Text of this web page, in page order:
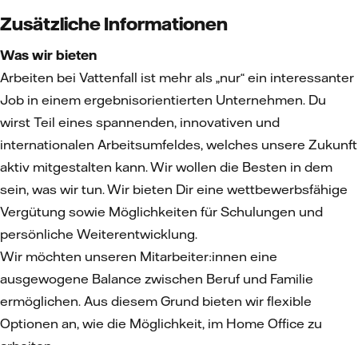
Zusätzliche Informationen
Was wir bieten
Arbeiten bei Vattenfall ist mehr als „nur“ ein interessanter
Job in einem ergebnisorientierten Unternehmen. Du
wirst Teil eines spannenden, innovativen und
internationalen Arbeitsumfeldes, welches unsere Zukunft
aktiv mitgestalten kann. Wir wollen die Besten in dem
sein, was wir tun. Wir bieten Dir eine wettbewerbsfähige
Vergütung sowie Möglichkeiten für Schulungen und
persönliche Weiterentwicklung.
Wir möchten unseren Mitarbeiter:innen eine
ausgewogene Balance zwischen Beruf und Familie
ermöglichen. Aus diesem Grund bieten wir flexible
Optionen an, wie die Möglichkeit, im Home Office zu